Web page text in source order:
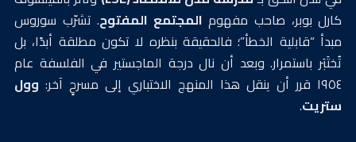
كارل بوبر، صاحب مفهوم المجتمع المفتوح. تشرّب سوروس
مبدأ “قابلية الخطأ”؛ فالحقيقة بنظره لا تكون مطلقة أبدًا، بل
تُختَبَر باستمرار. وبعد أن نال درجة الماجستير في الفلسفة عام
١٩٥٤ قرر أن ينقل هذا المنهج الاختباري إلى مسرحٍ آخر:
وول
ستريت.